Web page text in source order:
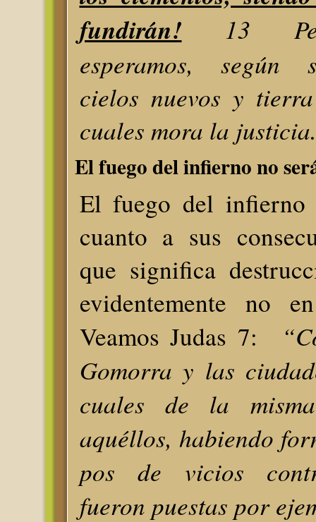
fundirán! 13
esperamos, según
cielos nuevos y
cuales mora la
El fuego del infierno no
El fuego del infierno
cuanto a sus
que significa
evidentemente no
Veamos Judas 7:
Gomorra y las
cuales de la
aquéllos, habiendo
pos de vicios
fueron puestas por